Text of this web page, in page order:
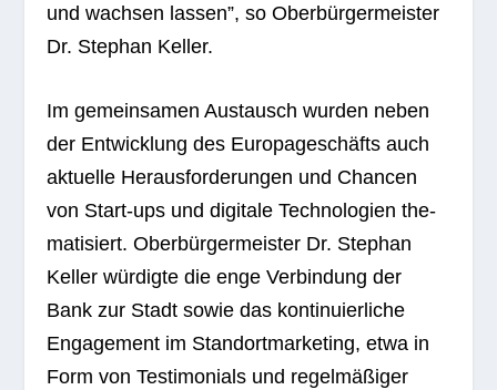
und wach­sen las­sen”, so Ober­bür­ger­meis­ter
Dr. Ste­phan Keller.
Im gemein­sa­men Aus­tausch wur­den neben
der Ent­wick­lung des Euro­pa­ge­schäfts auch
aktu­elle Her­aus­for­de­run­gen und Chan­cen
von Start-ups und digi­tale Tech­no­lo­gien the­
ma­ti­siert. Ober­bür­ger­meis­ter Dr. Ste­phan
Kel­ler wür­digte die enge Ver­bin­dung der
Bank zur Stadt sowie das kon­ti­nu­ier­li­che
Enga­ge­ment im Stand­ort­mar­ke­ting, etwa in
Form von Tes­ti­mo­ni­als und regel­mä­ßi­ger